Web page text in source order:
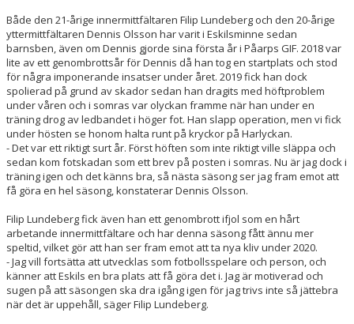
Både den 21-årige innermittfältaren Filip Lundeberg och den 20-årige
yttermittfältaren Dennis Olsson har varit i Eskilsminne sedan
barnsben, även om Dennis gjorde sina första år i Påarps GIF. 2018 var
lite av ett genombrottsår för Dennis då han tog en startplats och stod
för några imponerande insatser under året. 2019 fick han dock
spolierad på grund av skador sedan han dragits med höftproblem
under våren och i somras var olyckan framme när han under en
träning drog av ledbandet i höger fot. Han slapp operation, men vi fick
under hösten se honom halta runt på kryckor på Harlyckan.
- Det var ett riktigt surt år. Först höften som inte riktigt ville släppa och
sedan kom fotskadan som ett brev på posten i somras. Nu är jag dock i
träning igen och det känns bra, så nästa säsong ser jag fram emot att
få göra en hel säsong, konstaterar Dennis Olsson.
Filip Lundeberg fick även han ett genombrott ifjol som en hårt
arbetande innermittfältare och har denna säsong fått ännu mer
speltid, vilket gör att han ser fram emot att ta nya kliv under 2020.
- Jag vill fortsätta att utvecklas som fotbollsspelare och person, och
känner att Eskils en bra plats att få göra det i. Jag är motiverad och
sugen på att säsongen ska dra igång igen för jag trivs inte så jättebra
när det är uppehåll, säger Filip Lundeberg.